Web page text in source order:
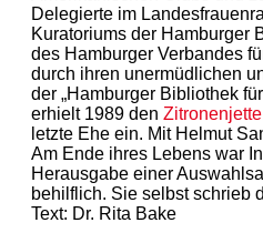
Delegierte im
Kuratoriums der Hamburger
des Hamburger Verbandes
durch ihren unermüdlichen
der „Hamburger Bibliothek
erhielt 1989 den Zitronenjette
letzte Ehe ein. Mit Helmut
Am Ende ihres Lebens war
Herausgabe einer
behilflich. Sie selbst schrieb
Text: Dr. Rita Bake